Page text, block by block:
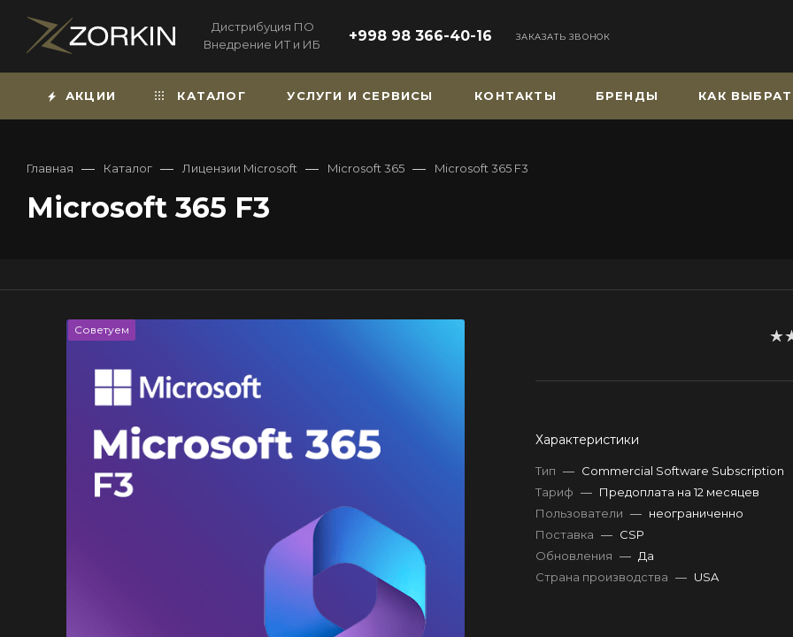
Дистрибуция ПО
Внедрение ИТ и ИБ
+998 98 366-40-16 ЗАКАЗАТЬ ЗВОНОК
АКЦИИ КАТАЛОГ УСЛУГИ И СЕРВИСЫ КОНТАКТЫ БРЕНДЫ КАК
Главная — Каталог — Лицензии Microsoft — Microsoft 365 — Microsoft 365 F3
Microsoft 365 F3
Советуем
Характеристики
Тип — Commercial Software Subscription
Тариф — Предоплата на 12 месяцев
Пользователи — неограниченно
Поставка — CSP
Обновления — Да
Страна производства — USA